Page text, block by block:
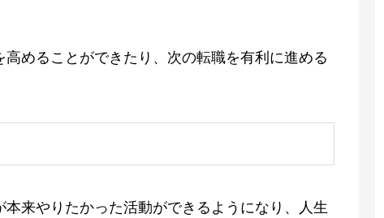
めることができたり、次の転職を有利に進める
来やりたかった活動ができるようになり、人生